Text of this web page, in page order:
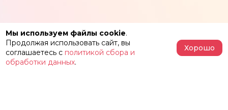
Мы используем файлы cookie.
Продолжая использовать сайт, вы
соглашаетесь с политикой сбора и
обработки данных.
Хорошо